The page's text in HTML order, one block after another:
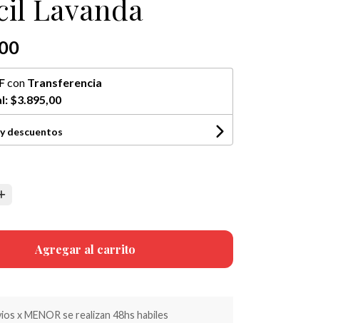
Lavanda
con Transferencia
$3.895,00
descuentos
Agregar al carrito
x MENOR se realizan 48hs habiles